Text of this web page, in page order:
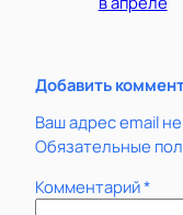
Добавить
Ваш адрес email
Обязательные
Комментарий*